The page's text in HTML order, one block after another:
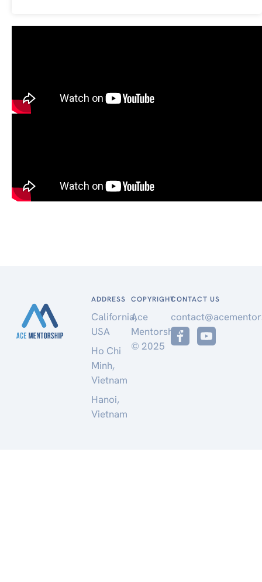
ADDRESS
California,
USA
Ho Chi
Minh,
Vietnam
Hanoi,
Vietnam
COPYRIGHT
Ace
Mentorship
© 2025
CONTACT US